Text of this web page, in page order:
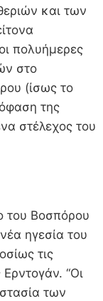
και των
πολυήμερες
στο
(ίσως το
της
στέλεχος του
του Βοσπόρου
ηγεσία του
τις
Ερντογάν. “Οι
των